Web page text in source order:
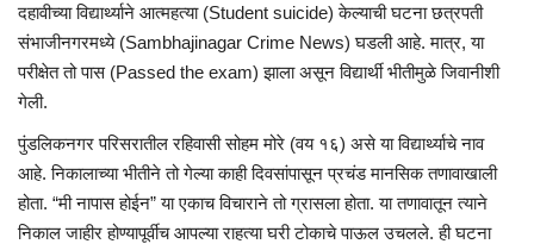
दहावीच्या विद्यार्थ्याने आत्महत्या (Student suicide) केल्याची घटना छत्रपती
संभाजीनगरमध्ये (Sambhajinagar Crime News) घडली आहे. मात्र, या
परीक्षेत तो पास (Passed the exam) झाला असून विद्यार्थी भीतीमुळे जिवानीशी
गेली.
पुंडलिकनगर परिसरातील रहिवासी सोहम मोरे (वय १६) असे या विद्यार्थ्याचे नाव
आहे. निकालाच्या भीतीने तो गेल्या काही दिवसांपासून प्रचंड मानसिक तणावाखाली
होता. “मी नापास होईन” या एकाच विचाराने तो ग्रासला होता. या तणावातून त्याने
निकाल जाहीर होण्यापूर्वीच आपल्या राहत्या घरी टोकाचे पाऊल उचलले. ही घटना